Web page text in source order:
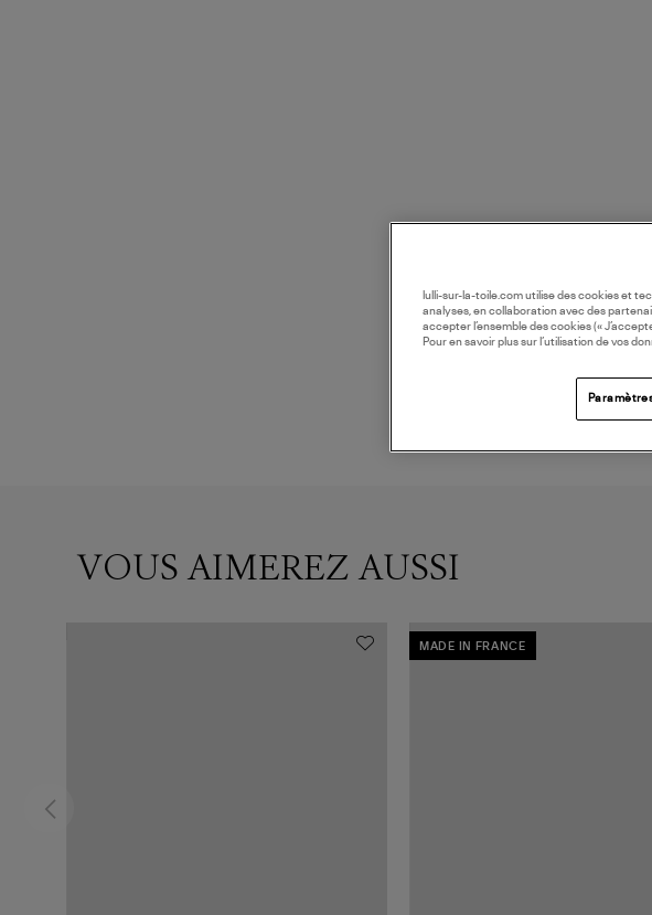
VOUS AIMEREZ AUSSI
MADE IN FRANCE
lulli-sur-la-toile.com utilise des cookies et
analyses, en collaboration avec des
accepter l’ensemble des cookies («
Pour en savoir plus sur l’utilisation de vos